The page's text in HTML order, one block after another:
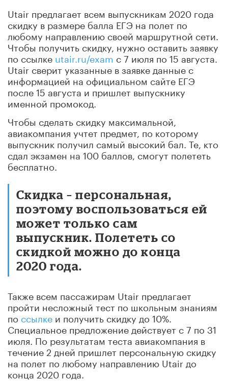
Utair предлагает всем выпускникам 2020 года
скидку в размере балла ЕГЭ на полет по
любому направлению своей маршрутной сети.
Чтобы получить скидку, нужно оставить заявку
по ссылке utair.ru/exam с 7 июля по 15 августа.
Utair сверит указанные в заявке данные с
информацией на официальном сайте ЕГЭ
после 15 августа и пришлет выпускнику
именной промокод.
Чтобы сделать скидку максимальной,
авиакомпания учтет предмет, по которому
выпускник получил самый высокий бал. Те, кто
сдал экзамен на 100 баллов, смогут полететь
бесплатно.
Скидка – персональная,
поэтому воспользоваться ей
может только сам
выпускник. Полететь со
скидкой можно до конца
2020 года.
Также всем пассажирам Utair предлагает
пройти несложный тест по школьным знаниям
по ссылке и получить скидку до 10%.
Специальное предложение действует с 7 по 31
июля. По результатам теста авиакомпания в
течение 2 дней пришлет персональную скидку
на полет по любому направлению Utair до
конца 2020 года.